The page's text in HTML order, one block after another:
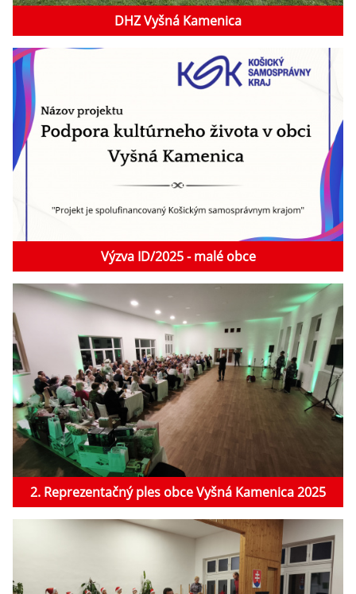
DHZ Vyšná Kamenica
Výzva ID/2025 - malé obce
2. Reprezentačný ples obce Vyšná Kamenica 2025